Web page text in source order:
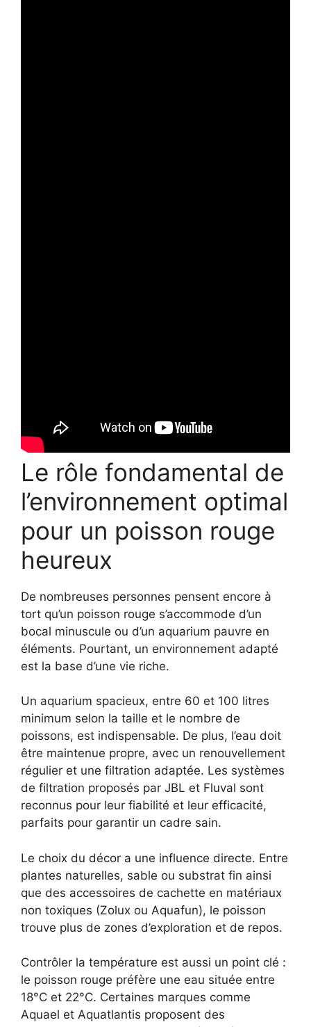
Le rôle fondamental de
l’environnement optimal
pour un poisson rouge
heureux
De nombreuses personnes pensent encore à
tort qu’un poisson rouge s’accommode d’un
bocal minuscule ou d’un aquarium pauvre en
éléments. Pourtant, un environnement adapté
est la base d’une vie riche.
Un aquarium spacieux, entre 60 et 100 litres
minimum selon la taille et le nombre de
poissons, est indispensable. De plus, l’eau doit
être maintenue propre, avec un renouvellement
régulier et une filtration adaptée. Les systèmes
de filtration proposés par JBL et Fluval sont
reconnus pour leur fiabilité et leur efficacité,
parfaits pour garantir un cadre sain.
Le choix du décor a une influence directe. Entre
plantes naturelles, sable ou substrat fin ainsi
que des accessoires de cachette en matériaux
non toxiques (Zolux ou Aquafun), le poisson
trouve plus de zones d’exploration et de repos.
Contrôler la température est aussi un point clé :
le poisson rouge préfère une eau située entre
18°C et 22°C. Certaines marques comme
Aquael et Aquatlantis proposent des